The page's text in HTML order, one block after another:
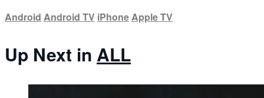
Android Android TV iPhoneApple TV
Up Next in ALL